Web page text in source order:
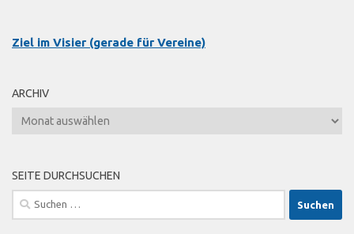
Ziel im Visier (gerade für Vereine)
ARCHIV
Archiv
SEITE DURCHSUCHEN
Suche
nach: